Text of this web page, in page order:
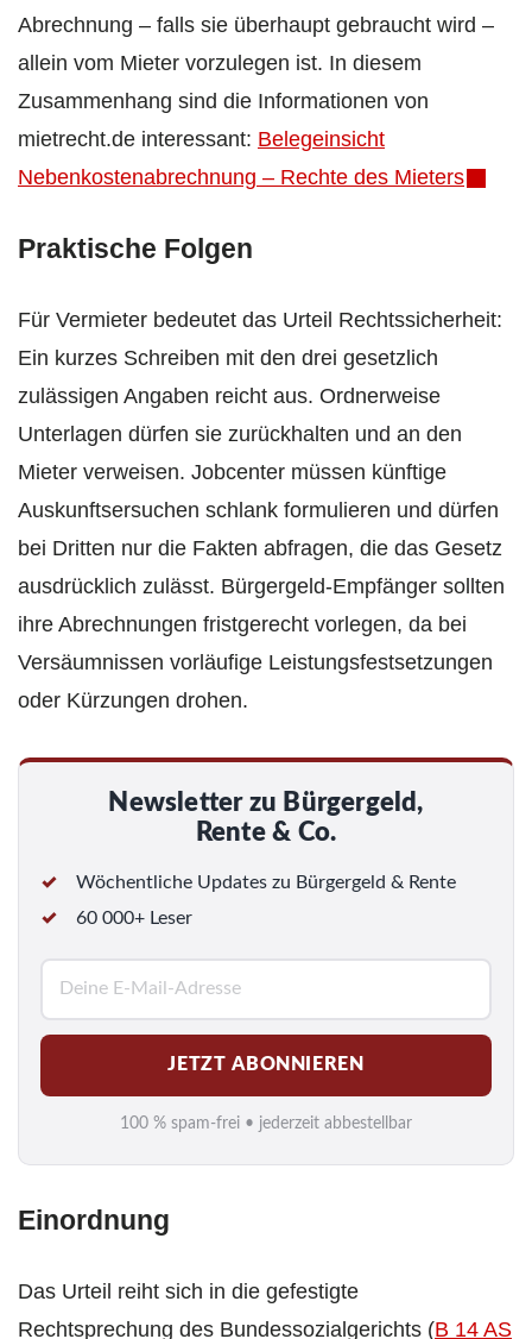
Abrechnung – falls sie überhaupt gebraucht wird –
allein vom Mieter vorzulegen ist. In diesem
Zusammenhang sind die Informationen von
mietrecht.de interessant: Belegeinsicht
Nebenkostenabrechnung – Rechte des Mieters
Praktische Folgen
Für Vermieter bedeutet das Urteil Rechtssicherheit:
Ein kurzes Schreiben mit den drei gesetzlich
zulässigen Angaben reicht aus. Ordnerweise
Unterlagen dürfen sie zurückhalten und an den
Mieter verweisen. Jobcenter müssen künftige
Auskunfts­ersuchen schlank formulieren und dürfen
bei Dritten nur die Fakten abfragen, die das Gesetz
ausdrücklich zulässt. Bürgergeld-Empfänger sollten
ihre Abrechnungen fristgerecht vorlegen, da bei
Versäumnissen vorläufige Leistungs­festsetzungen
oder Kürzungen drohen.
Newsletter zu Bürgergeld,
Rente & Co.
Wöchentliche Updates zu Bürgergeld & Rente
60 000+ Leser
M
a
i
l
*
JETZT ABONNIEREN
100 % spam-frei • jederzeit abbestellbar
Einordnung
Das Urteil reiht sich in die gefestigte
Rechtsprechung des Bundes­sozial­gerichts (B 14 AS